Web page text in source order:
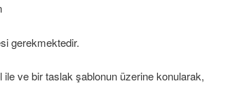
gerekmektedir.
ve bir taslak şablonun üzerine konularak,